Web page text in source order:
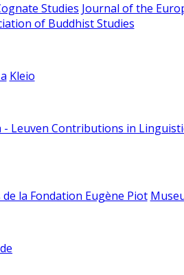
Studies Journal of the
of Buddhist Studies
Kleio
- Leuven Contributions in
la Fondation Eugène Piot